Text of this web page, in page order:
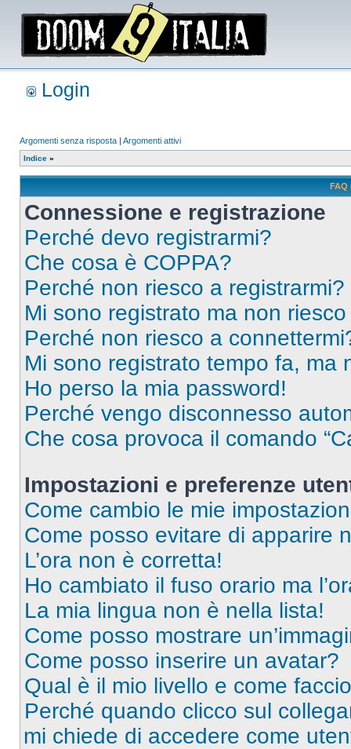
Login
Argomenti senza risposta | Argomenti attivi
Indice »
FAQ
Connessione e registrazione
Perché devo registrarmi?
Che cosa è COPPA?
Perché non riesco a registrarmi?
Mi sono registrato ma non
Perché non riesco a
Mi sono registrato tempo fa, ma
Ho perso la mia password!
Perché vengo disconnesso
Che cosa provoca il comando
Impostazioni e preferenze
Come cambio le mie
Come posso evitare di apparire
L’ora non è corretta!
Ho cambiato il fuso orario ma
La mia lingua non è nella lista!
Come posso mostrare
Come posso inserire un avatar?
Qual è il mio livello e come
Perché quando clicco sul
mi chiede di accedere come